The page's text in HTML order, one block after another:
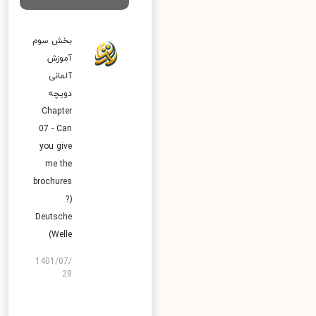
بخش سوم
آموزش
آلمانی
دویچه
Chapter
07 - Can
you give
me the
brochures
Deutsche
Welle)
1401/07/
28